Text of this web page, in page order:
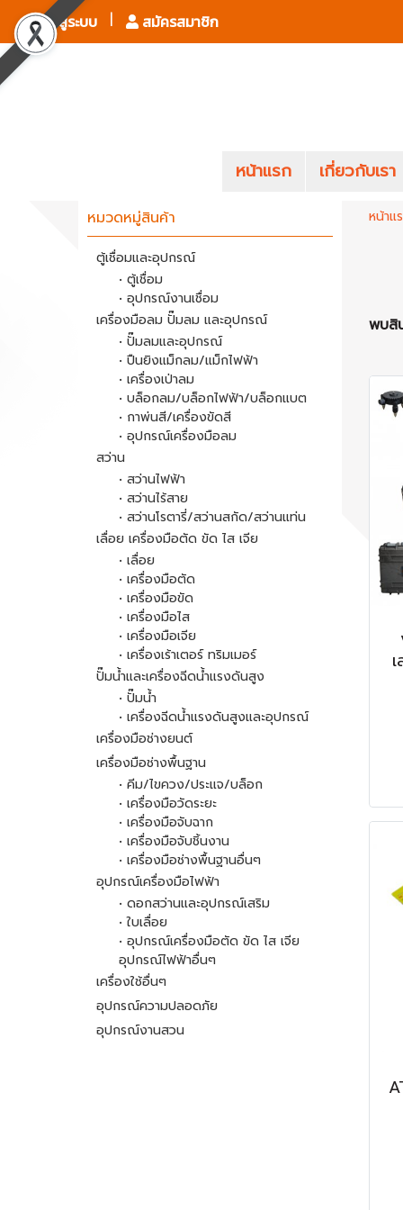
เข้าสู่ระบบ สมัครสมาชิก
หน้าแรก เกี่ยวกับเรา
หน้าแ
พบสิ
หมวดหมู่สินค้า
ตู้เชื่อมและอุปกรณ์
• ตู้เชื่อม
• อุปกรณ์งานเชื่อม
เครื่องมือลม ปั๊มลม และอุปกรณ์
• ปั๊มลมและอุปกรณ์
• ปืนยิงแม็กลม/แม็กไฟฟ้า
• เครื่องเป่าลม
• บล็อกลม/บล็อกไฟฟ้า/บล็อกแบต
• กาพ่นสี/เครื่องขัดสี
• อุปกรณ์เครื่องมือลม
สว่าน
• สว่านไฟฟ้า
• สว่านไร้สาย
• สว่านโรตารี่/สว่านสกัด/สว่านแท่น
เลื่อย เครื่องมือตัด ขัด ไส เจีย
• เลื่อย
• เครื่องมือตัด
• เครื่องมือขัด
• เครื่องมือไส
• เครื่องมือเจีย
• เครื่องเร้าเตอร์ ทริมเมอร์
ปั๊มน้ำและเครื่องฉีดน้ำแรงดันสูง
• ปั๊มน้ำ
• เครื่องฉีดน้ำแรงดันสูงและอุปกรณ์
เครื่องมือช่างยนต์
เครื่องมือช่างพื้นฐาน
• คีม/ไขควง/ประแจ/บล็อก
• เครื่องมือวัดระยะ
• เครื่องมือจับฉาก
• เครื่องมือจับชิ้นงาน
• เครื่องมือช่างพื้นฐานอื่นๆ
อุปกรณ์เครื่องมือไฟฟ้า
• ดอกสว่านและอุปกรณ์เสริม
• ใบเลื่อย
• อุปกรณ์เครื่องมือตัด ขัด ไส เจีย
อุปกรณ์ไฟฟ้าอื่นๆ
เครื่องใช้อื่นๆ
อุปกรณ์ความปลอดภัย
อุปกรณ์งานสวน